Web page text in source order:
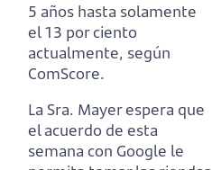
5 años hasta solamente
el 13 por ciento
actualmente, según
ComScore.
La Sra. Mayer espera que
el acuerdo de esta
semana con Google le